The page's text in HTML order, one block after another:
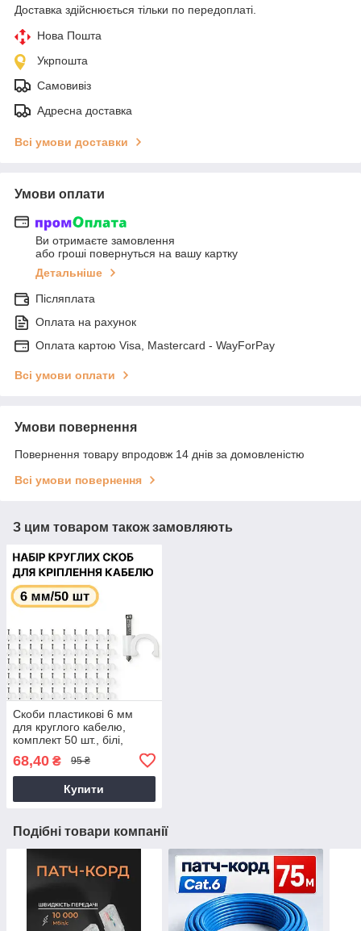
Доставка здійснюється тільки по передоплаті.
Нова Пошта
Укрпошта
Самовивіз
Адресна доставка
Всі умови доставки
Умови оплати
Ви отримаєте замовлення
або гроші повернуться на вашу картку
Детальніше
Післяплата
Оплата на рахунок
Оплата картою Visa, Mastercard - WayForPay
Всі умови оплати
Умови повернення
Повернення товару впродовж 14 днів за домовленістю
Всі умови повернення
З цим товаром також замовляють
Скоби пластикові 6 мм
для круглого кабелю,
комплект 50 шт., білі,
68,40 ₴ 95 ₴
Купити
Подібні товари компанії